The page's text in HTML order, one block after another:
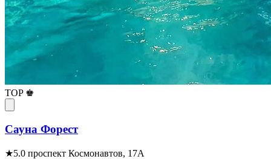
TOP ♚
Сауна Форест
★5.0 проспект Космонавтов, 17А